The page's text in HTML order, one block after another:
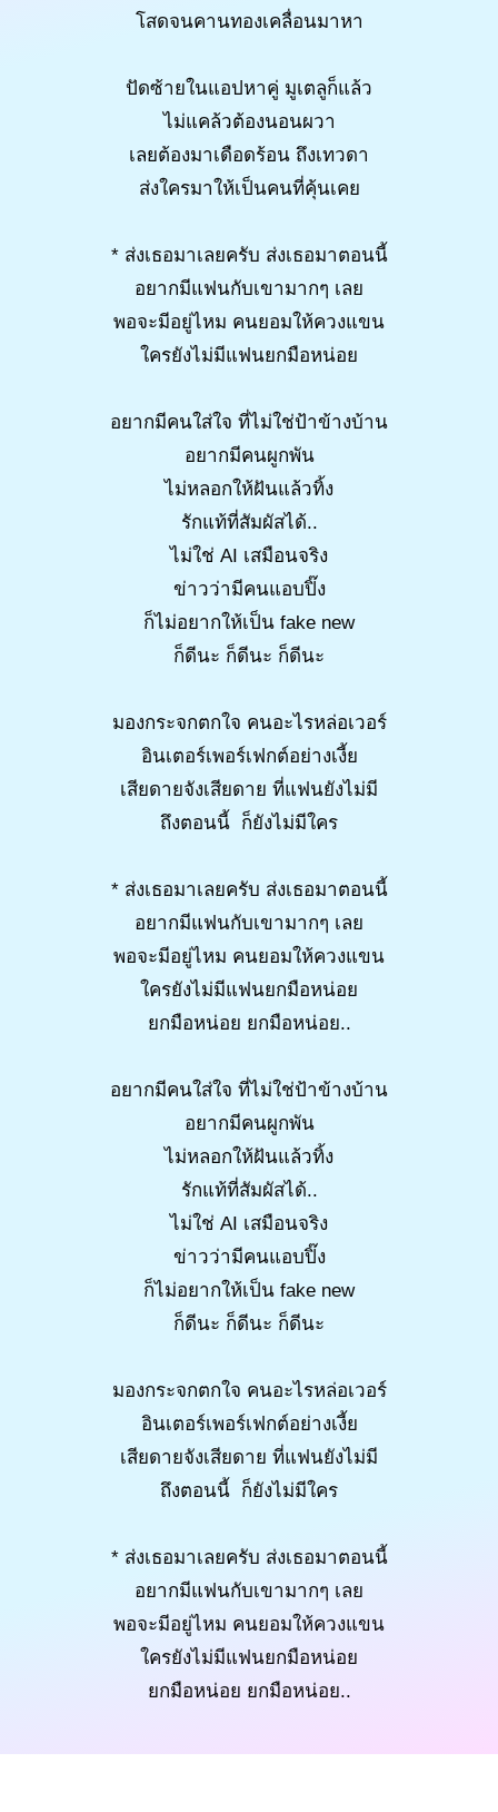
โสดจนคานทองเคลื่อนมาหา
ปัดซ้ายในแอปหาคู่ มูเตลูก็แล้ว
ไม่แคล้วต้องนอนผวา
เลยต้องมาเดือดร้อน ถึงเทวดา
ส่งใครมาให้เป็นคนที่คุ้นเคย
* ส่งเธอมาเลยครับ ส่งเธอมาตอนนี้
อยากมีแฟนกับเขามากๆ เลย
พอจะมีอยู่ไหม คนยอมให้ควงแขน
ใครยังไม่มีแฟนยกมือหน่อย
อยากมีคนใส่ใจ ที่ไม่ใช่ป้าข้างบ้าน
อยากมีคนผูกพัน
ไม่หลอกให้ฝันแล้วทิ้ง
รักแท้ที่สัมผัสได้..
ไม่ใช่ AI เสมือนจริง
ข่าวว่ามีคนแอบปิ๊ง
ก็ไม่อยากให้เป็น fake new
ก็ดีนะ ก็ดีนะ ก็ดีนะ
มองกระจกตกใจ คนอะไรหล่อเวอร์
อินเตอร์เพอร์เฟกต์อย่างเงี้ย
เสียดายจังเสียดาย ที่แฟนยังไม่มี
ถึงตอนนี้ ก็ยังไม่มีใคร
* ส่งเธอมาเลยครับ ส่งเธอมาตอนนี้
อยากมีแฟนกับเขามากๆ เลย
พอจะมีอยู่ไหม คนยอมให้ควงแขน
ใครยังไม่มีแฟนยกมือหน่อย
ยกมือหน่อย ยกมือหน่อย..
อยากมีคนใส่ใจ ที่ไม่ใช่ป้าข้างบ้าน
อยากมีคนผูกพัน
ไม่หลอกให้ฝันแล้วทิ้ง
รักแท้ที่สัมผัสได้..
ไม่ใช่ AI เสมือนจริง
ข่าวว่ามีคนแอบปิ๊ง
ก็ไม่อยากให้เป็น fake new
ก็ดีนะ ก็ดีนะ ก็ดีนะ
มองกระจกตกใจ คนอะไรหล่อเวอร์
อินเตอร์เพอร์เฟกต์อย่างเงี้ย
เสียดายจังเสียดาย ที่แฟนยังไม่มี
ถึงตอนนี้ ก็ยังไม่มีใคร
* ส่งเธอมาเลยครับ ส่งเธอมาตอนนี้
อยากมีแฟนกับเขามากๆ เลย
พอจะมีอยู่ไหม คนยอมให้ควงแขน
ใครยังไม่มีแฟนยกมือหน่อย
ยกมือหน่อย ยกมือหน่อย..